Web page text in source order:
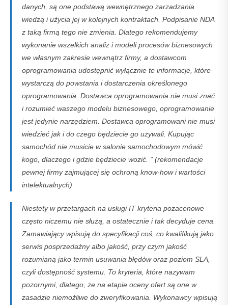
danych, są one podstawą wewnętrznego zarzadzania
wiedzą i użycia jej w kolejnych kontraktach. Podpisanie NDA
z taką firmą tego nie zmienia. Dlatego rekomendujemy
wykonanie wszelkich analiz i modeli procesów biznesowych
we własnym zakresie wewnątrz firmy, a dostawcom
oprogramowania udostępnić wyłącznie te informacje, które
wystarczą do powstania i dostarczenia określonego
oprogramowania. Dostawca oprogramowania nie musi znać
i rozumieć waszego modelu biznesowego, oprogramowanie
jest jedynie narzędziem. Dostawca oprogramowani nie musi
wiedzieć jak i do czego będziecie go używali. Kupując
samochód nie musicie w salonie samochodowym mówić
kogo, dlaczego i gdzie będziecie wozić. ” (rekomendacje
pewnej firmy zajmującej się ochroną know-how i wartości
intelektualnych)
Niestety w przetargach na usługi IT kryteria pozacenowe
często niczemu nie służą, a ostatecznie i tak decyduje cena.
Zamawiający wpisują do specyfikacji coś, co kwalifikują jako
serwis posprzedażny albo jakość, przy czym jakość
rozumianą jako termin usuwania błędów oraz poziom SLA,
czyli dostępność systemu. To kryteria, które nazywam
pozornymi, dlatego, że na etapie oceny ofert są one w
zasadzie niemożliwe do zweryfikowania. Wykonawcy wpisują